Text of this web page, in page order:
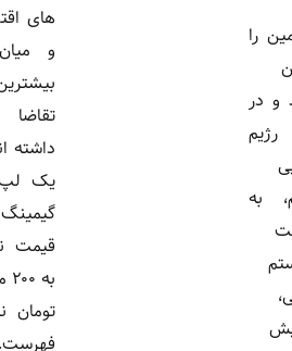
های اقتصادی
و میان رده
بیشترین
تقاضا را
داشته اند، اما
یک لپ تاپ
گیمینگ با
قیمت نزدیک
به ۲۰۰ میلیون
تومان نیز در
فهرست...